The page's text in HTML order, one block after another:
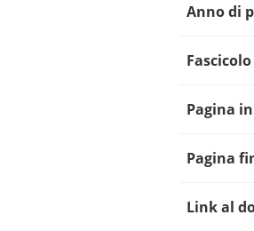
Anno di
Fascicolo
Pagina
Pagina
Link al